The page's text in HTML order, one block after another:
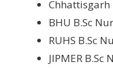
Chhattisgarh
BHU B.Sc
RUHS B.Sc
JIPMER B.Sc